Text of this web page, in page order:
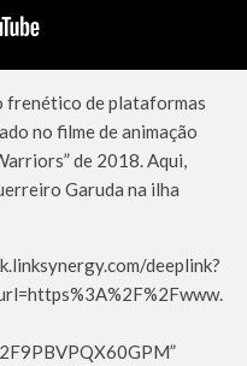
frenético de plataformas
no filme de animação
de 2018. Aqui,
Garuda na ilha
deeplink?